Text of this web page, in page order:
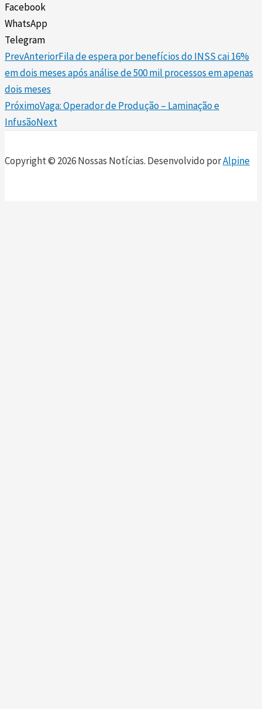
Facebook
WhatsApp
Telegram
PrevAnteriorFila de espera por benefícios do INSS cai 16%
em dois meses após análise de 500 mil processos em apenas
dois meses
PróximoVaga: Operador de Produção – Laminação e
InfusãoNext
Copyright © 2026 Nossas Notícias. Desenvolvido porAlpine